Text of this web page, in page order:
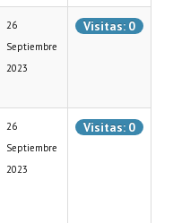
26
Septiembre
2023
Visitas: 0
26
Septiembre
2023
Visitas: 0